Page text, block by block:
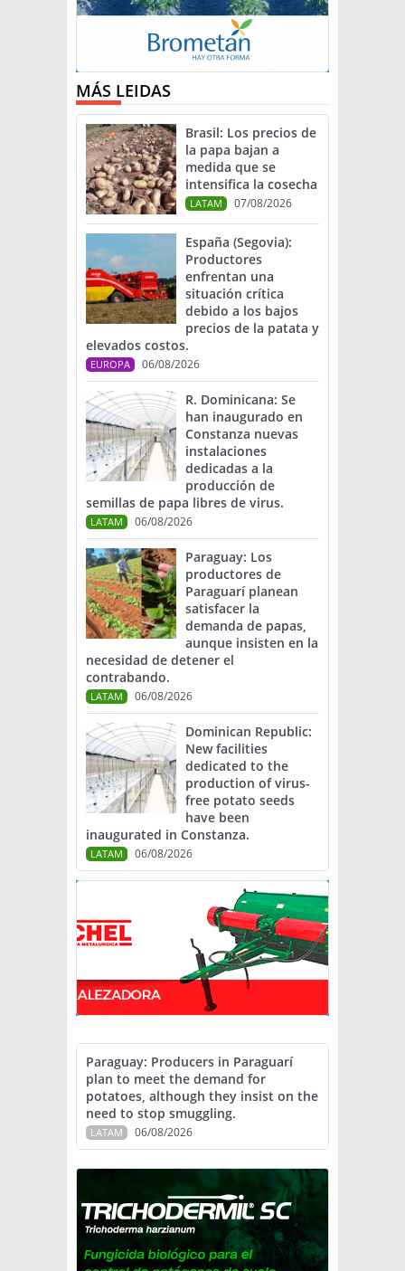
MÁS LEIDAS
Brasil: Los precios de
la papa bajan a
medida que se
intensifica la cosecha
LATAM 07/08/2026
España (Segovia):
Productores
enfrentan una
situación crítica
debido a los bajos
precios de la patata y
elevados costos.
EUROPA 06/08/2026
R. Dominicana: Se
han inaugurado en
Constanza nuevas
instalaciones
dedicadas a la
producción de
semillas de papa libres de virus.
LATAM 06/08/2026
Paraguay: Los
productores de
Paraguarí planean
satisfacer la
demanda de papas,
aunque insisten en la
necesidad de detener el
contrabando.
LATAM 06/08/2026
Dominican Republic:
New facilities
dedicated to the
production of virus-
free potato seeds
have been
inaugurated in Constanza.
LATAM 06/08/2026
Paraguay: Producers in Paraguarí
plan to meet the demand for
potatoes, although they insist on the
need to stop smuggling.
LATAM 06/08/2026